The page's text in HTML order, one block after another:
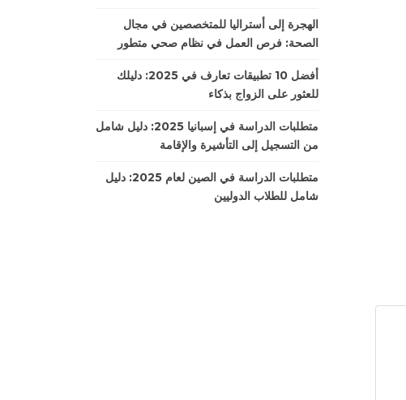
الهجرة إلى أستراليا للمتخصصين في مجال
الصحة: فرص العمل في نظام صحي متطور
أفضل 10 تطبيقات تعارف في 2025: دليلك
للعثور على الزواج بذكاء
متطلبات الدراسة في إسبانيا 2025: دليل شامل
من التسجيل إلى التأشيرة والإقامة
متطلبات الدراسة في الصين لعام 2025: دليل
شامل للطلاب الدوليين